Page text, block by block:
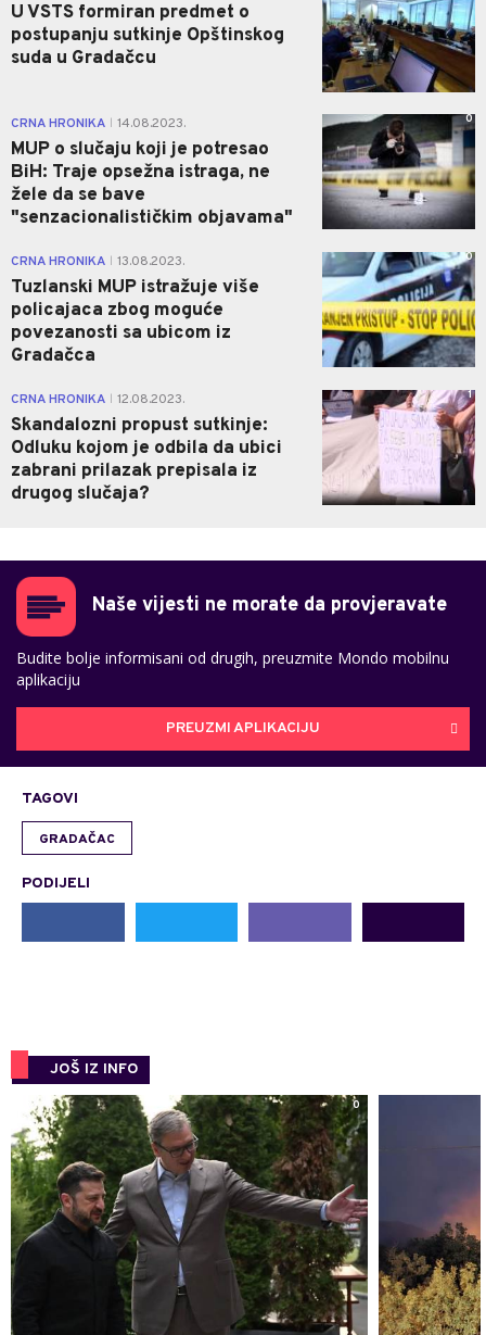
U VSTS formiran predmet o
postupanju sutkinje Opštinskog
suda u Gradačcu
CRNA HRONIKA 14.08.2023.
MUP o slučaju koji je potresao
BiH: Traje opsežna istraga, ne
žele da se bave
"senzacionalističkim objavama"
0
CRNA HRONIKA 13.08.2023.
Tuzlanski MUP istražuje više
policajaca zbog moguće
povezanosti sa ubicom iz
Gradačca
0
CRNA HRONIKA 12.08.2023.
Skandalozni propust sutkinje:
Odluku kojom je odbila da ubici
zabrani prilazak prepisala iz
drugog slučaja?
1
Naše vijesti ne morate da provjeravate
Budite bolje informisani od drugih, preuzmite Mondo mobilnu
aplikaciju
PREUZMI APLIKACIJU
TAGOVI
GRADAČAC
PODIJELI
JOŠ IZ INFO
0